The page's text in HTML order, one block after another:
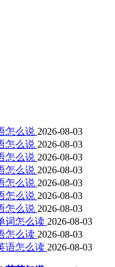
怎么说 2026-08-03
怎么说 2026-08-03
怎么说 2026-08-03
怎么说 2026-08-03
怎么说 2026-08-03
怎么说 2026-08-03
怎么说 2026-08-03
词怎么读 2026-08-03
怎么读 2026-08-03
语怎么读 2026-08-03